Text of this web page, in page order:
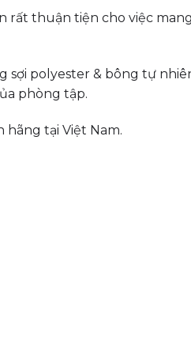
rất thuận tiện cho việc
polyester & bông tự
phòng tập.
hãng tại Việt Nam.